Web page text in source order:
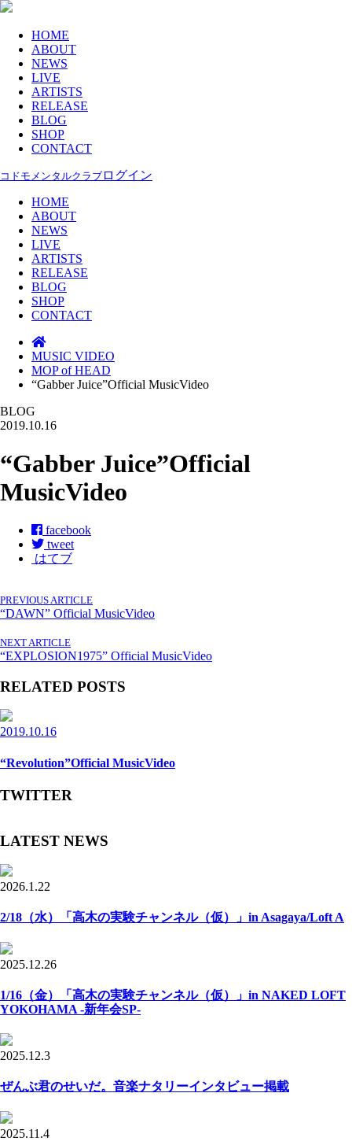
HOME
ABOUT
NEWS
LIVE
ARTISTS
RELEASE
BLOG
SHOP
CONTACT
コドモメンタルクラブ ログイン
HOME
ABOUT
NEWS
LIVE
ARTISTS
RELEASE
BLOG
SHOP
CONTACT
MUSIC VIDEO
MOP of HEAD
“Gabber Juice”Official MusicVideo
BLOG
2019.10.16
“Gabber Juice”Official
MusicVideo
facebook
tweet
はてブ
PREVIOUS ARTICLE
“DAWN” Official MusicVideo
NEXT ARTICLE
“EXPLOSION1975” Official MusicVideo
RELATED POSTS
2019.10.16
“Revolution”Official MusicVideo
TWITTER
LATEST NEWS
2026.1.22
2/18（水）「高木の実験チャンネル（仮）」in Asagaya/Loft A
2025.12.26
1/16（金）「高木の実験チャンネル（仮）」in NAKED LOFT
YOKOHAMA -新年会SP-
2025.12.3
ぜんぶ君のせいだ。音楽ナタリーインタビュー掲載
2025.11.4